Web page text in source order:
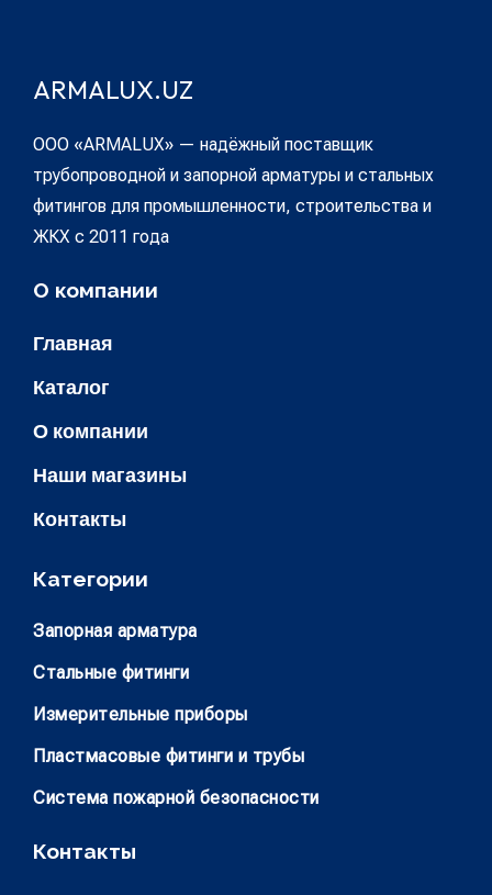
ARMALUX.UZ
ООО «ARMALUX» — надёжный поставщик
трубопроводной и запорной арматуры и стальных
фитингов для промышленности, строительства и
ЖКХ с 2011 года
О компании
Главная
Каталог
О компании
Наши магазины
Контакты
Категории
Запорная арматура
Стальные фитинги
Измерительные приборы
Пластмасовые фитинги и трубы
Система пожарной безопасности
Контакты